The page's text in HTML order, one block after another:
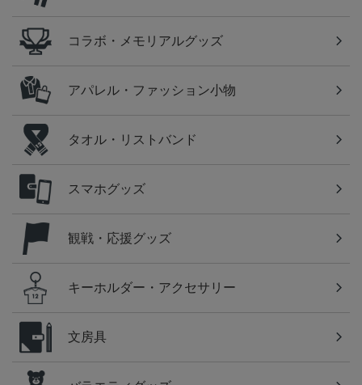
コラボ・メモリアルグッズ
アパレル・ファッション小物
タオル・リストバンド
スマホグッズ
観戦・応援グッズ
キーホルダー・アクセサリー
文房具